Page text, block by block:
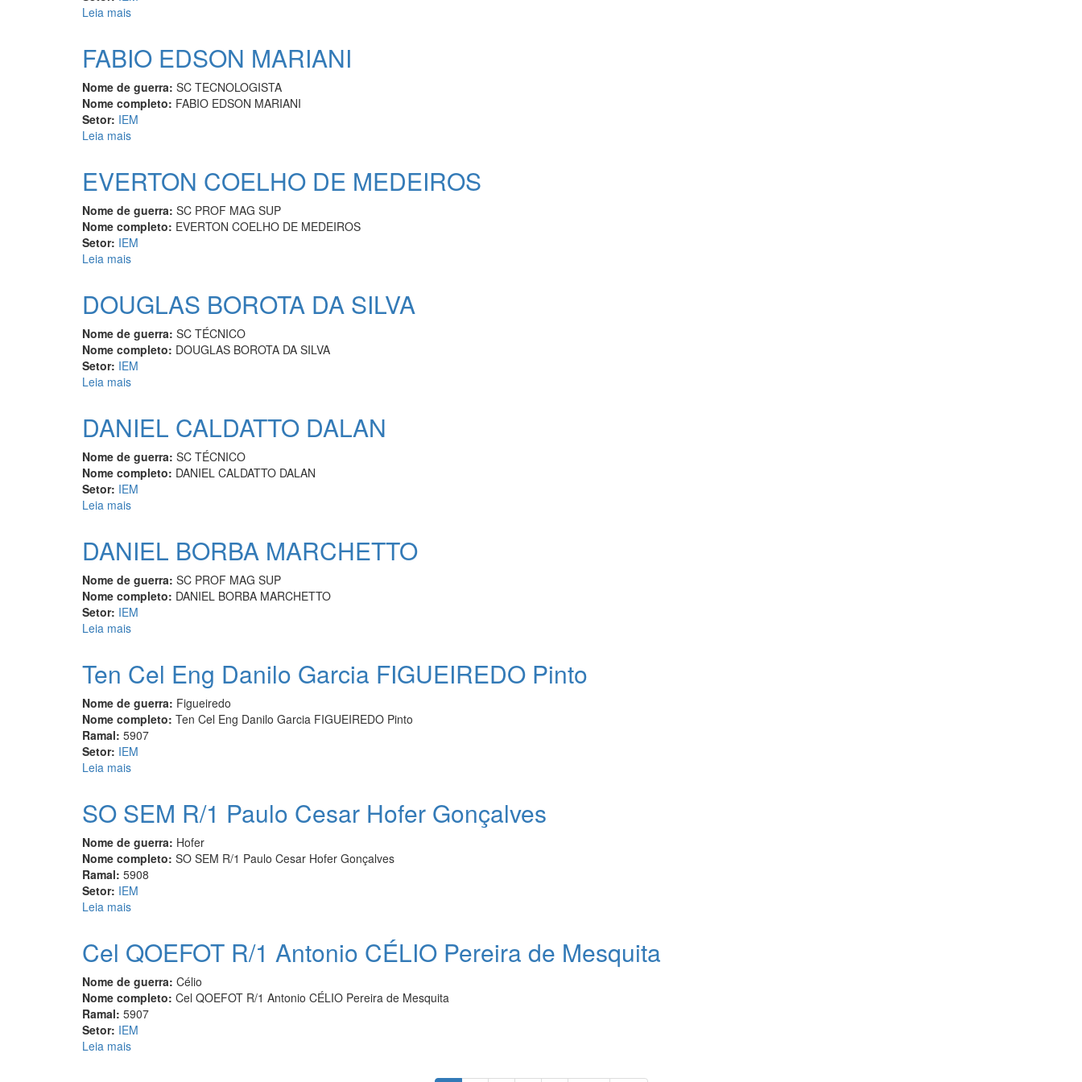
Leia mais
DO
FABIO EDSON MARIANI
Nome de guerra: SC TECNOLOGISTA
Nome completo: FABIO EDSON MARIANI
Setor: IEM
Leia mais
MARIANI
EVERTON COELHO DE MEDEIROS
Nome de guerra: SC PROF MAG SUP
Nome completo: EVERTON COELHO DE MEDEIROS
Setor: IEM
Leia mais
DE
DOUGLAS BOROTA DA SILVA
Nome de guerra: SC TÉCNICO
Nome completo: DOUGLAS BOROTA DA SILVA
Setor: IEM
Leia mais
DA
DANIEL CALDATTO DALAN
Nome de guerra: SC TÉCNICO
Nome completo: DANIEL CALDATTO DALAN
Setor: IEM
Leia mais
DALAN
DANIEL BORBA MARCHETTO
Nome de guerra: SC PROF MAG SUP
Nome completo: DANIEL BORBA MARCHETTO
Setor: IEM
Leia mais
MARCHETTO
Ten Cel Eng Danilo Garcia FIGUEIREDO Pinto
Nome de guerra: Figueiredo
Nome completo: Ten Cel Eng Danilo Garcia FIGUEIREDO Pinto
Ramal: 5907
Setor: IEM
Leia mais
Eng
Garcia
FIGUEIREDO
Pinto
SO SEM R/1 Paulo Cesar Hofer Gonçalves
Nome de guerra: Hofer
Nome completo: SO SEM R/1 Paulo Cesar Hofer Gonçalves
Ramal: 5908
Setor: IEM
Leia mais
R/1
Cesar
Hofer
Gonçalves
Cel QOEFOT R/1 Antonio CÉLIO Pereira de Mesquita
Nome de guerra: Célio
Nome completo: Cel QOEFOT R/1 Antonio CÉLIO Pereira de Mesquita
Ramal: 5907
Setor: IEM
Leia mais